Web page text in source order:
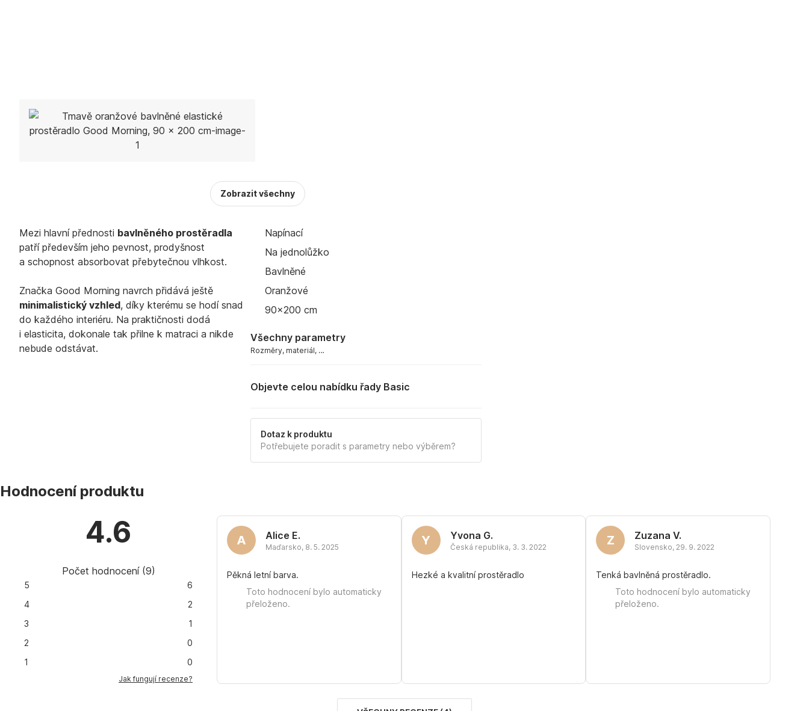
Zobrazit všechny
Mezi hlavní přednosti bavlněného prostěradla
patří především jeho pevnost, prodyšnost
a schopnost absorbovat přebytečnou vlhkost.
Značka Good Morning navrch přidává ještě
minimalistický vzhled, díky kterému se hodí snad
do každého interiéru. Na praktičnosti dodá
i elasticita, dokonale tak přilne k matraci a nikde
nebude odstávat.
Napínací
Na jednolůžko
Bavlněné
Oranžové
90x200 cm
Všechny parametry
Rozměry, materiál, …
Objevte celou nabídku řady Basic
Dotaz k produktu
Potřebujete poradit s parametry nebo výběrem?
Hodnocení produktu
4.6
Počet hodnocení(9)
5
6
4
2
3
1
2
0
1
0
Jak fungují recenze?
A Alice E.
Maďarsko, 8. 5. 2025
Pěkná letní barva.
Toto hodnocení bylo automaticky
přeloženo.
Y Yvona G.
Česká republika, 3. 3. 2022
Hezké a kvalitní prostěradlo
Z Zuzana V.
Slovensko,29. 9. 2022
Tenká bavlněná prostěradlo.
Toto hodnocení bylo automaticky
přeloženo.